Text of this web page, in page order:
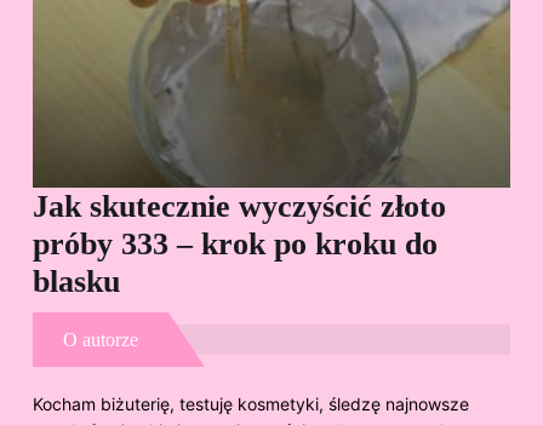
Jak skutecznie wyczyścić złoto
próby 333 – krok po kroku do
blasku
O autorze
Kocham biżuterię, testuję kosmetyki, śledzę najnowsze